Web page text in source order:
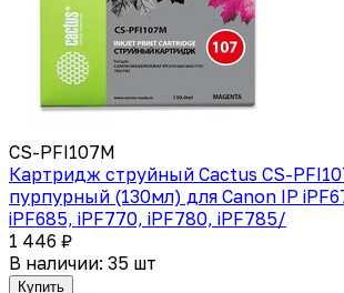
CS-PFI107M
Картридж струйный Cactus CS-
пурпурный (130мл) для Canon IP
iPF685, iPF770, iPF780, iPF785/
1 446 ₽
В наличии: 35 шт
Купить